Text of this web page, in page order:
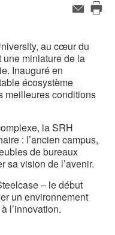
Adresse
au cœur du
miniature de la
Inauguré en
écosystème
meilleures conditions
la SRH
: l’ancien campus,
de bureaux
sa vision de l’avenir.
– le début
un environnement
l’innovation.